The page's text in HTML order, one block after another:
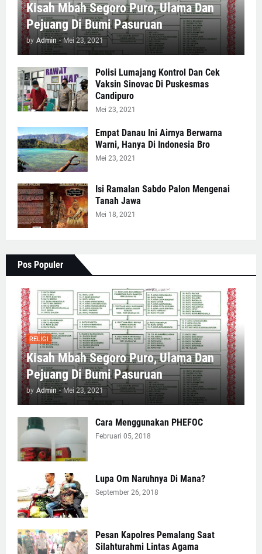
Kisah Mbah Segoro Puro, Ulama Dan
Pejuang Di Bumi Pasuruan
by Admin - Mei 23, 2021
Polisi Lumajang Kontrol Dan Cek
Vaksin Sinovac Di Puskesmas
Candipuro
Mei 23, 2021
Empat Danau Ini Airnya Berwarna
Warni, Hanya Di Indonesia Bro
Mei 23, 2021
Isi Ramalan Sabdo Palon Mengenai
Tanah Jawa
Mei 18, 2021
Pos Populer
RELIGI
Kisah Mbah Segoro Puro, Ulama Dan
Pejuang Di Bumi Pasuruan
by Admin - Mei 23, 2021
Cara Menggunakan PHEFOC
Februari 05, 2018
Lupa Om Naruhnya Di Mana?
September 26, 2018
Pesan Kapolres Pemalang Saat
Silahturahmi Lintas Agama